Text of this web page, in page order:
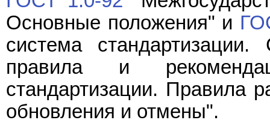
Основные положения" и
система стандартизации.
правила и
стандартизации. Правила
обновления и отмены".